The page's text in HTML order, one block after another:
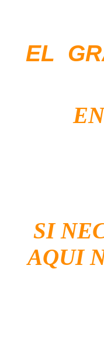
EL
SI
AQUI